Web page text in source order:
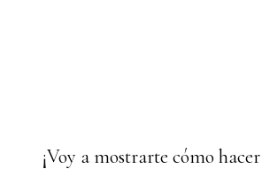
¡Voy a mostrarte cómo